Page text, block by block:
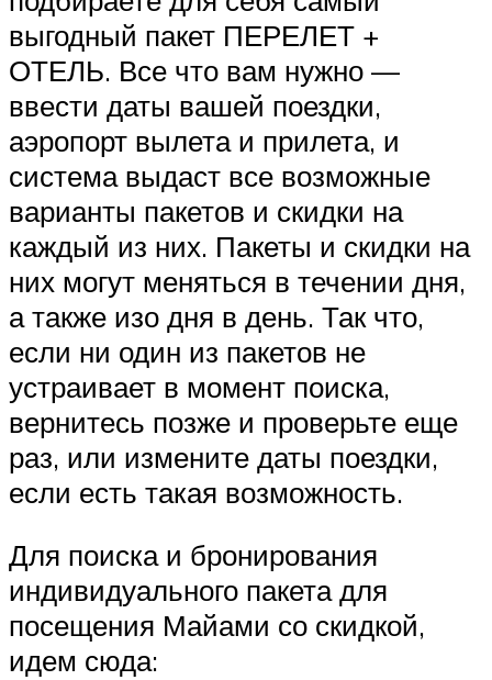
выгодный пакет ПЕРЕЛЕТ +
ОТЕЛЬ. Все что вам нужно —
ввести даты вашей поездки,
аэропорт вылета и прилета, и
система выдаст все возможные
варианты пакетов и скидки на
каждый из них. Пакеты и скидки на
них могут меняться в течении дня,
а также изо дня в день. Так что,
если ни один из пакетов не
устраивает в момент поиска,
вернитесь позже и проверьте еще
раз, или измените даты поездки,
если есть такая возможность.
Для поиска и бронирования
индивидуального пакета для
посещения Майами со скидкой,
идем сюда: